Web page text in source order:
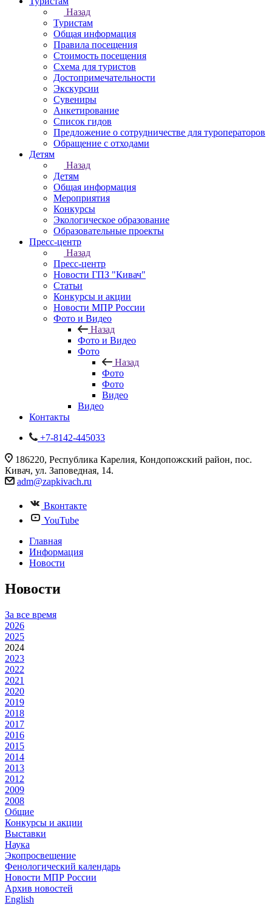
Назад
Туристам
Общая информация
Правила посещения
Стоимость посещения
Схема для туристов
Достопримечательности
Экскурсии
Сувениры
Анкетирование
Список гидов
Предложение о сотрудничестве для туроператоров
Обращение с отходами
Детям
Назад
Детям
Общая информация
Мероприятия
Конкурсы
Экологическое образование
Образовательные проекты
Пресс-центр
Назад
Пресс-центр
Новости ГПЗ "Кивач"
Статьи
Конкурсы и акции
Новости МПР России
Фото и Видео
Назад
Фото и Видео
Фото
Назад
Фото
Фото
Видео
Видео
Контакты
+7-8142-445033
186220, Республика Карелия, Кондопожский район, пос.
Кивач, ул. Заповедная, 14.
adm@zapkivach.ru
Вконтакте
YouTube
Главная
Информация
Новости
Новости
За все время
2026
2025
2024
2023
2022
2021
2020
2019
2018
2017
2016
2015
2014
2013
2012
2009
2008
Общие
Конкурсы и акции
Выставки
Наука
Экопросвещение
Фенологический календарь
Новости МПР России
Архив новостей
English